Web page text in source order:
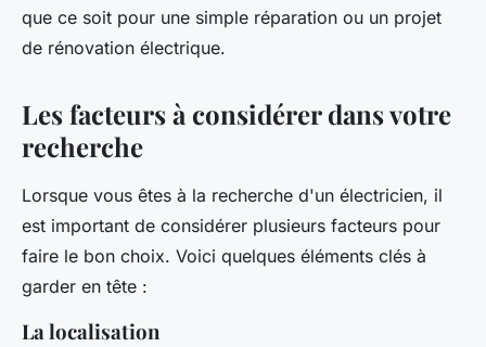
que ce soit pour une simple réparation ou un projet
de rénovation électrique.
Les facteurs à considérer dans votre
recherche
Lorsque vous êtes à la recherche d'un électricien, il
est important de considérer plusieurs facteurs pour
faire le bon choix. Voici quelques éléments clés à
garder en tête :
La localisation